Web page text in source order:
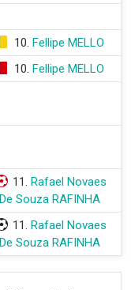
10. Fellipe MELLO
10. Fellipe MELLO
11. Rafael Novaes
De Souza RAFINHA
11. Rafael Novaes
De Souza RAFINHA